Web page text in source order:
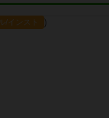
/インスト